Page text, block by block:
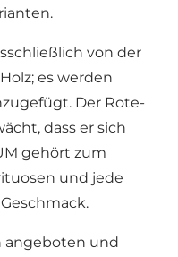
von der
es werden
Der Rote-
dass er sich
gehört zum
und jede
angeboten und